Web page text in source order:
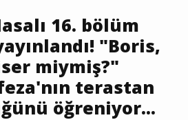
16. bölüm
"Boris,
miymiş?"
terastan
öğreniyor...